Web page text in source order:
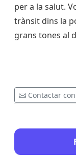
per a la salut.
trànsit dins la
grans tones al
Contactar